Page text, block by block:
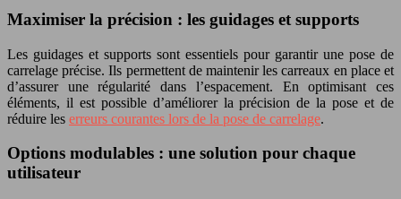
Maximiser la précision : les guidages et supports
Les guidages et supports sont essentiels pour garantir une pose de
carrelage précise. Ils permettent de maintenir les carreaux en place et
d’assurer une régularité dans l’espacement. En optimisant ces
éléments, il est possible d’améliorer la précision de la pose et de
réduire les erreurs courantes lors de la pose de carrelage.
Options modulables : une solution pour chaque
utilisateur